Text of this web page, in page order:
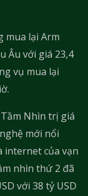
mua lại Arm
Âu với giá 23,4
vụ mua lại
Nhìn trị giá
mới nổi
internet của vạn
nhìn thứ 2 đã
với 38 tỷ USD